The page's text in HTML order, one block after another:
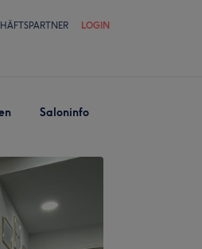
LOGIN
Saloninfo